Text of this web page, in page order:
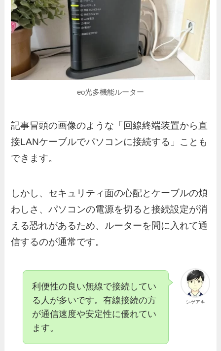
eo光多機能ルーター
記事冒頭の画像のような「回線終端装置から直
接LANケーブルでパソコンに接続する」ことも
できます。
しかし、セキュリティ面の心配とケーブルの煩
わしさ、パソコンの電源を切ると接続設定が消
える恐れがあるため、ルーターを間に入れて通
信するのが通常です。
シゲアキ
利便性の良い無線で接続してい
る人が多いです。有線接続の方
が通信速度や安定性に優れてい
ます。